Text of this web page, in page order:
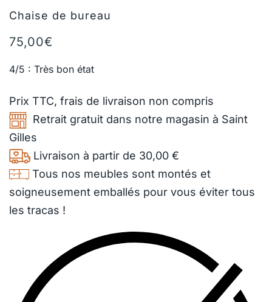
Chaise de bureau
75,00€
4/5 : Très bon état
Prix TTC, frais de livraison non compris
Retrait gratuit dans notre magasin à Saint
Gilles
Livraison à partir de 30,00 €
Tous nos meubles sont montés et
soigneusement emballés pour vous éviter tous
les tracas !